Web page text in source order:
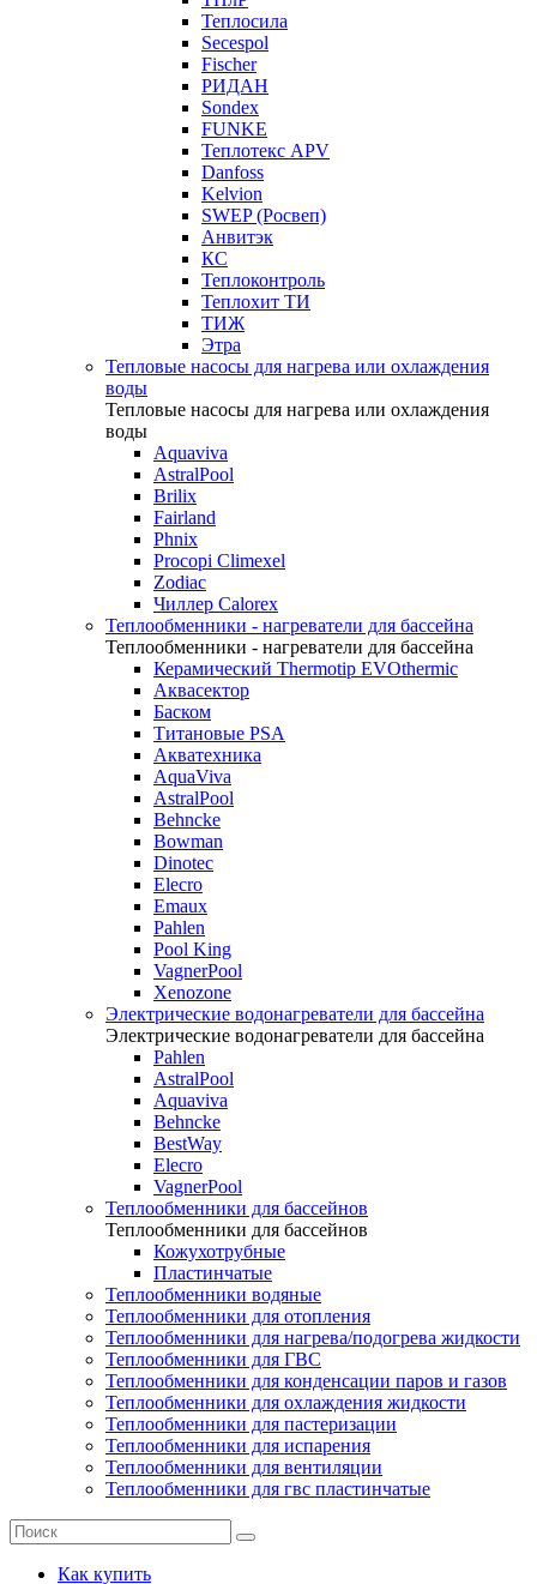
Теплосила
Secespol
Fischer
РИДАН
Sondex
FUNKE
Теплотекс APV
Danfoss
Kelvion
SWEP (Росвеп)
Анвитэк
КС
Теплоконтроль
Теплохит ТИ
ТИЖ
Этра
Тепловые насосы для нагрева или охлаждения
воды
Тепловые насосы для нагрева или охлаждения
воды
Aquaviva
AstralPool
Brilix
Fairland
Phnix
Procopi Climexel
Zodiac
Чиллер Calorex
Теплообменники - нагреватели для бассейна
Теплообменники - нагреватели для бассейна
Керамический Thermotip EVOthermic
Аквасектор
Баском
Титановые PSA
Акватехника
AquaViva
AstralPool
Behncke
Bowman
Dinotec
Elecro
Emaux
Pahlen
Pool King
VagnerPool
Xenozone
Электрические водонагреватели для бассейна
Электрические водонагреватели для бассейна
Pahlen
AstralPool
Aquaviva
Behncke
BestWay
Elecro
VagnerPool
Теплообменники для бассейнов
Теплообменники для бассейнов
Кожухотрубные
Пластинчатые
Теплообменники водяные
Теплообменники для отопления
Теплообменники для нагрева/подогрева жидкости
Теплообменники для ГВС
Теплообменники для конденсации паров и газов
Теплообменники для охлаждения жидкости
Теплообменники для пастеризации
Теплообменники для испарения
Теплообменники для вентиляции
Теплообменники для гвс пластинчатые
Как купить